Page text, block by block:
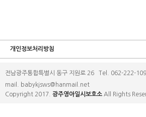
개인정보처리방침
전남광주통합특별시 동구 지원로 26 Tel. 062-222-
mail. babykjsws@hanmail.net
Copyright 2017. 광주영아일시보호소 All Rights